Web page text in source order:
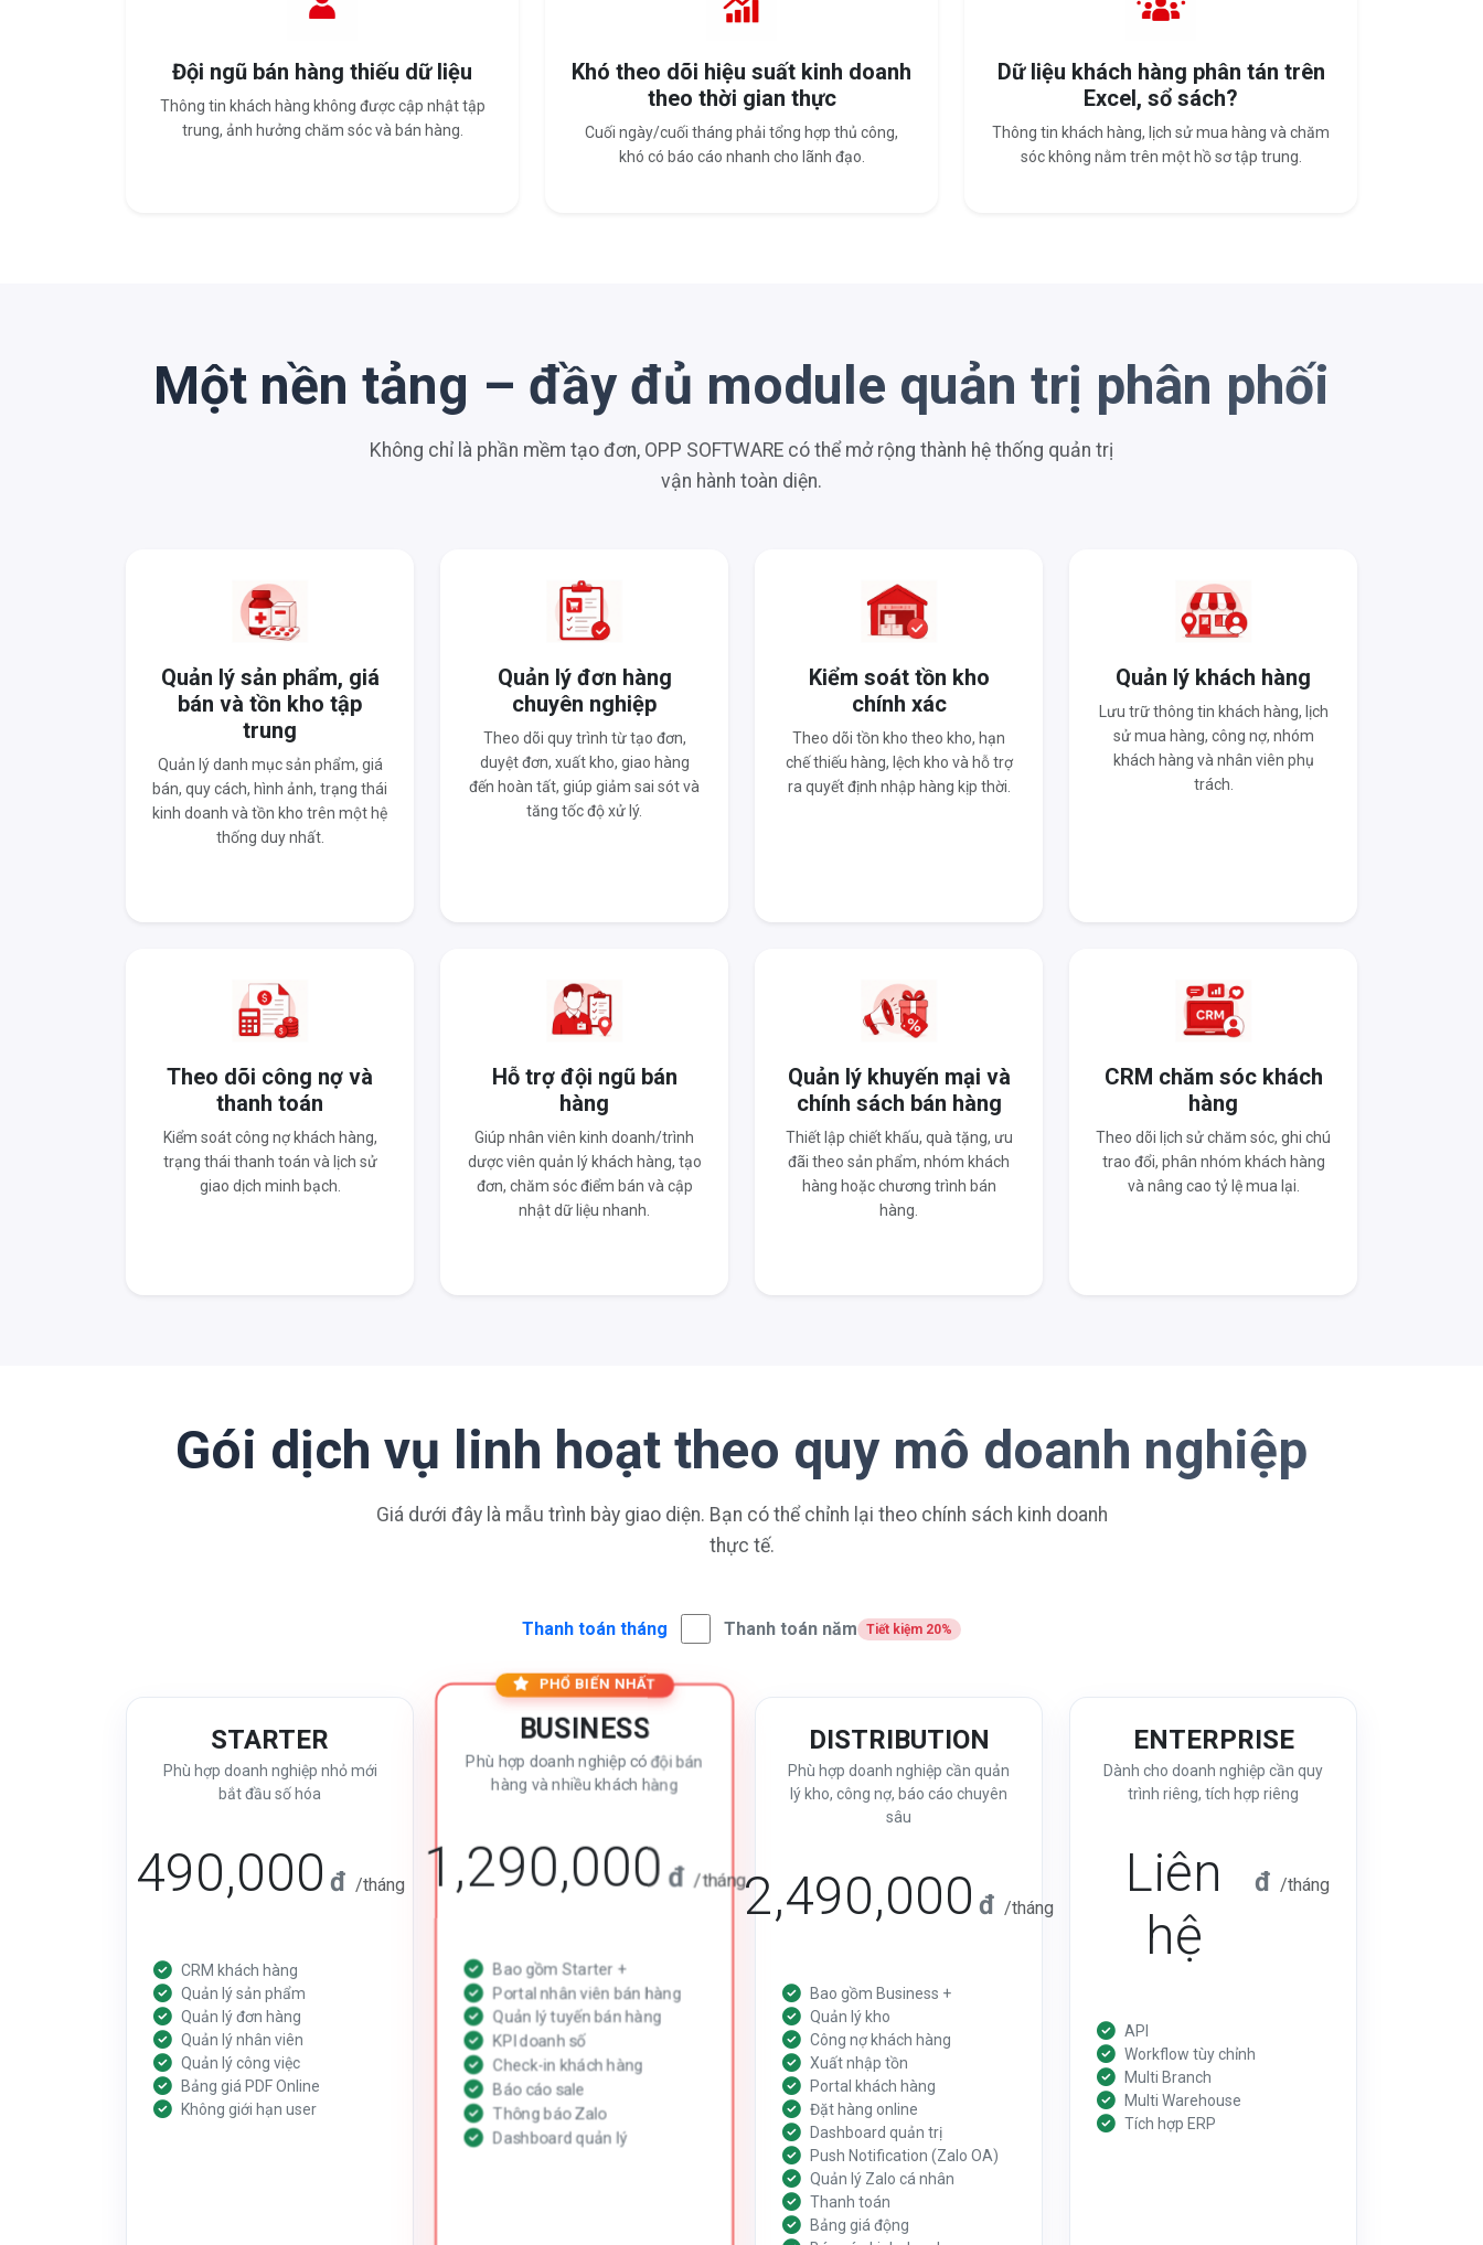
Đội ngũ bán hàng thiếu dữ liệu
Thông tin khách hàng không được cập nhật tập
trung, ảnh hưởng chăm sóc và bán hàng.
Khó theo dõi hiệu suất kinh doanh
theo thời gian thực
Cuối ngày/cuối tháng phải tổng hợp thủ công,
khó có báo cáo nhanh cho lãnh đạo.
Dữ liệu khách hàng phân tán trên
Excel, sổ sách?
Thông tin khách hàng, lịch sử mua hàng và chăm
sóc không nằm trên một hồ sơ tập trung.
Một nền tảng – đầy đủ module quản trị phân phối
Không chỉ là phần mềm tạo đơn, OPP SOFTWARE có thể mở rộng thành hệ thống quản trị
vận hành toàn diện.
Quản lý sản phẩm, giá
bán và tồn kho tập
trung
Quản lý danh mục sản phẩm, giá
bán, quy cách, hình ảnh, trạng thái
kinh doanh và tồn kho trên một hệ
thống duy nhất.
Quản lý đơn hàng
chuyên nghiệp
Theo dõi quy trình từ tạo đơn,
duyệt đơn, xuất kho, giao hàng
đến hoàn tất, giúp giảm sai sót và
tăng tốc độ xử lý.
Kiểm soát tồn kho
chính xác
Theo dõi tồn kho theo kho, hạn
chế thiếu hàng, lệch kho và hỗ trợ
ra quyết định nhập hàng kịp thời.
Quản lý khách hàng
Lưu trữ thông tin khách hàng, lịch
sử mua hàng, công nợ, nhóm
khách hàng và nhân viên phụ
trách.
Theo dõi công nợ và
thanh toán
Kiểm soát công nợ khách hàng,
trạng thái thanh toán và lịch sử
giao dịch minh bạch.
Hỗ trợ đội ngũ bán
hàng
Giúp nhân viên kinh doanh/trình
dược viên quản lý khách hàng, tạo
đơn, chăm sóc điểm bán và cập
nhật dữ liệu nhanh.
Quản lý khuyến mại và
chính sách bán hàng
Thiết lập chiết khấu, quà tặng, ưu
đãi theo sản phẩm, nhóm khách
hàng hoặc chương trình bán
hàng.
CRM chăm sóc khách
hàng
Theo dõi lịch sử chăm sóc, ghi chú
trao đổi, phân nhóm khách hàng
và nâng cao tỷ lệ mua lại.
Gói dịch vụ linh hoạt theo quy mô doanh nghiệp
Giá dưới đây là mẫu trình bày giao diện. Bạn có thể chỉnh lại theo chính sách kinh doanh
thực tế.
Thanh toán tháng Thanh toán năm Tiết kiệm 20%
STARTER
Phù hợp doanh nghiệp nhỏ mới
bắt đầu số hóa
490,000 đ /tháng
CRM khách hàng
Quản lý sản phẩm
Quản lý đơn hàng
Quản lý nhân viên
Quản lý công việc
Bảng giá PDF Online
Không giới hạn user
PHỔ BIẾN NHẤT
BUSINESS
Phù hợp doanh nghiệp có đội bán
hàng và nhiều khách hàng
1,290,000 đ /tháng
Bao gồm Starter +
Portal nhân viên bán hàng
Quản lý tuyến bán hàng
KPI doanh số
Check-in khách hàng
Báo cáo sale
Thông báo Zalo
Dashboard quản lý
DISTRIBUTION
Phù hợp doanh nghiệp cần quản
lý kho, công nợ, báo cáo chuyên
sâu
2,490,000 đ /tháng
Bao gồm Business +
Quản lý kho
Công nợ khách hàng
Xuất nhập tồn
Portal khách hàng
Đặt hàng online
Dashboard quản trị
Push Notification (Zalo OA)
Quản lý Zalo cá nhân
Thanh toán
Bảng giá động
ENTERPRISE
Dành cho doanh nghiệp cần quy
trình riêng, tích hợp riêng
Liên
hệ
đ /tháng
API
Workflow tùy chỉnh
Multi Branch
Multi Warehouse
Tích hợp ERP